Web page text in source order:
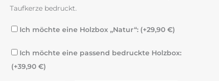
Taufkerze bedruckt.
Ich möchte eine Holzbox „Natur“: (+29,90 €)
Ich möchte eine passend bedruckte Holzbox:
(+39,90 €)